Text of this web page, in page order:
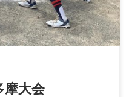
摩大会